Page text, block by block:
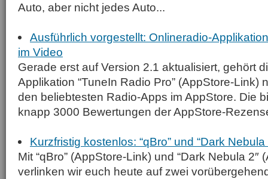
Auto, aber nicht jedes Auto...
Ausführlich vorgestellt: Onlineradio-
im Video
Gerade erst auf Version 2.1 aktualisiert, gehört
Applikation “TuneIn Radio Pro” (AppStore-Link)
den beliebtesten Radio-Apps im AppStore. Die
knapp 3000 Bewertungen der AppStore-
Kurzfristig kostenlos: “qBro” und “Dark Nebula
Mit “qBro” (AppStore-Link) und “Dark Nebula 2″
verlinken wir euch heute auf zwei